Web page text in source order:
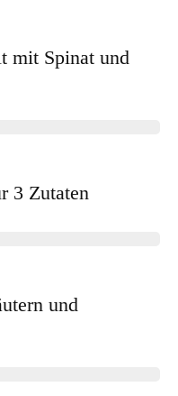
mit Spinat und
3 Zutaten
und